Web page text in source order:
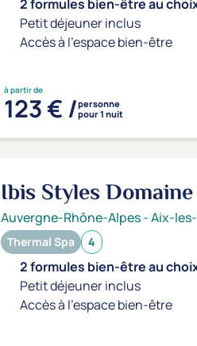
2 formules bien-être au
Petit déjeuner inclus
Accès à l'espace bien-être
à partir de
123 € /personne
pour 1 nuit
Ibis Styles
Auvergne-Rhône-Alpes-Aix-
Thermal Spa 4
2 formules bien-être au
Petit déjeuner inclus
Accès à l'espace bien-être